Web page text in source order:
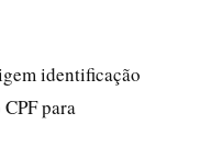
identificação
para